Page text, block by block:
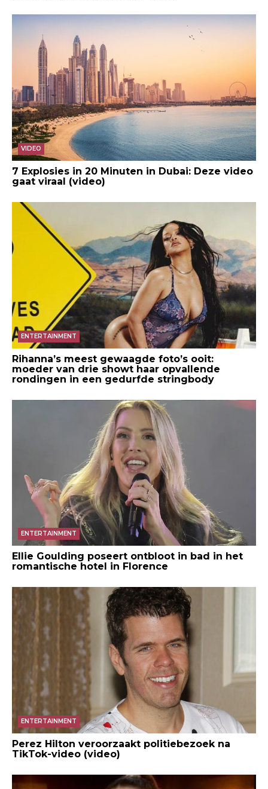
VIDEO
7 Explosies in 20 Minuten in Dubai: Deze video
gaat viraal (video)
ENTERTAINMENT
Rihanna’s meest gewaagde foto’s ooit:
moeder van drie showt haar opvallende
rondingen in een gedurfde stringbody
ENTERTAINMENT
Ellie Goulding poseert ontbloot in bad in het
romantische hotel in Florence
ENTERTAINMENT
Perez Hilton veroorzaakt politiebezoek na
TikTok-video (video)